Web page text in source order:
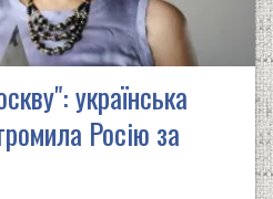
українська
Росію за